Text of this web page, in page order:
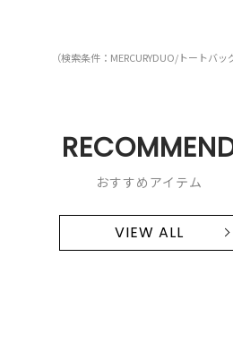
（検索条件：MERCURYDUO/トートバッ
おすすめアイテム
VIEW ALL